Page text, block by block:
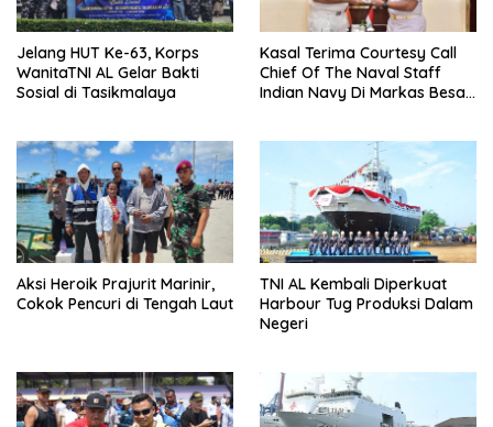
Jelang HUT Ke-63, Korps
WanitaTNI AL Gelar Bakti
Sosial di Tasikmalaya
Kasal Terima Courtesy Call
Chief Of The Naval Staff
Indian Navy Di Markas Besar
Aksi Heroik Prajurit Marinir,
Cokok Pencuri di Tengah Laut
TNI AL Kembali Diperkuat
Harbour Tug Produksi Dalam
Negeri